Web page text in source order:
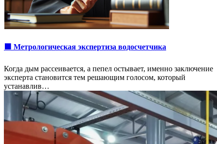
🟩 Метрологическая экспертиза водосчетчика
Когда дым рассеивается, а пепел остывает, именно заключение
эксперта становится тем решающим голосом, который
устанавлив…